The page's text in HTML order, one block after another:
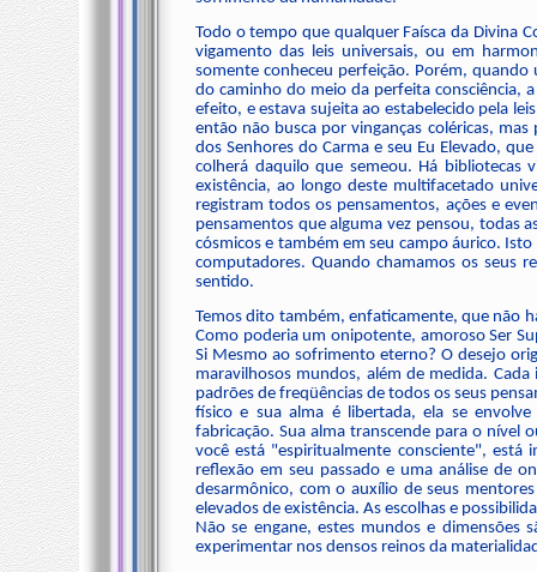
Todo o tempo que qualquer Faísca da Divina
vigamento das leis universais, ou em
somente conheceu perfeição. Porém, quando
do caminho do meio da perfeita consciência,
efeito, e estava sujeita ao estabelecido pela
então não busca por vinganças coléricas,
dos Senhores do Carma e seu Eu Elevado,
colherá daquilo que semeou. Há bibliotecas
existência, ao longo deste multifacetado
registram todos os pensamentos, ações e
pensamentos que alguma vez pensou, todas
cósmicos e também em seu campo áurico.
computadores. Quando chamamos os seus
sentido.
Temos dito também, enfaticamente, que não
Como poderia um onipotente, amoroso Ser
Si Mesmo ao sofrimento eterno? O desejo
maravilhosos mundos, além de medida.
padrões de freqüências de todos os seus
físico e sua alma é libertada, ela se
fabricação. Sua alma transcende para o nível
você está "espiritualmente consciente",
reflexão em seu passado e uma análise de
desarmônico, com o auxílio de seus
elevados de existência. As escolhas e
Não se engane, estes mundos e dimensões
experimentar nos densos reinos da